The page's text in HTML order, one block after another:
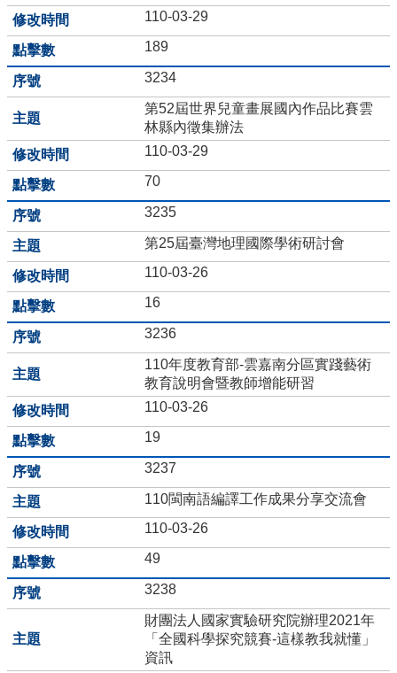
區
斗
六
國
中
英
語
口
說
展
能
專
區
Bilingual
Education
教
育
部
學
校
衛
生
資
訊
網
學
生
自
主
學
平
110-03-29
189
3234
第52屆世界兒童畫展國內作品比賽雲
林縣內徵集辦法
110-03-29
70
3235
第25屆臺灣地理國際學術研討會
110-03-26
16
3236
110年度教育部-雲嘉南分區實踐藝術
教育說明會暨教師增能研習
110-03-26
19
3237
110閩南語編譯工作成果分享交流會
110-03-26
49
3238
財團法人國家實驗研究院辦理2021年
「全國科學探究競賽-這樣教我就懂」
資訊